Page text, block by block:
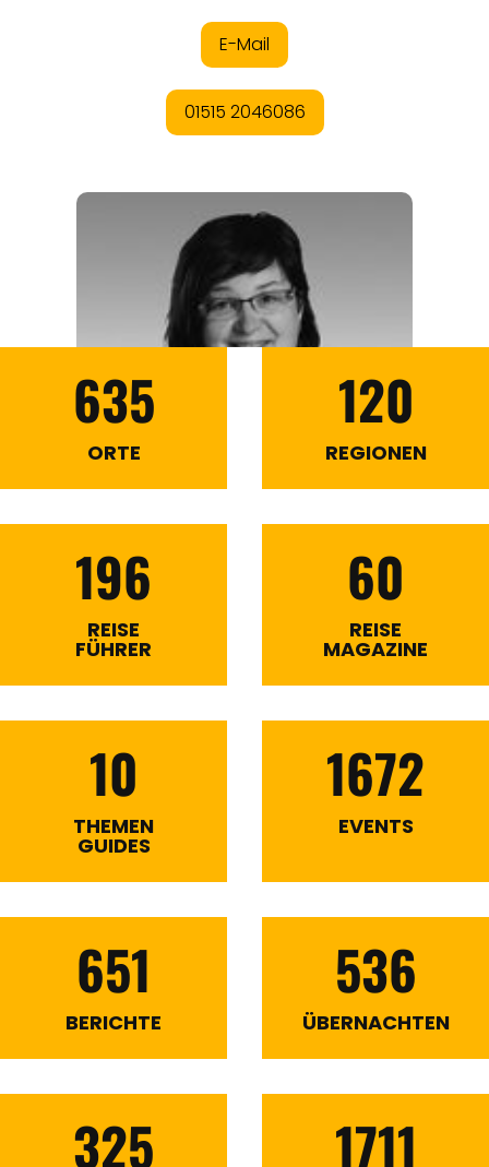
635
ORTE
120
REGIONEN
196
REISE
FÜHRER
60
REISE
MAGAZINE
10
THEMEN
GUIDES
1672
EVENTS
651
BERICHTE
536
ÜBERNACHTEN
325 1711